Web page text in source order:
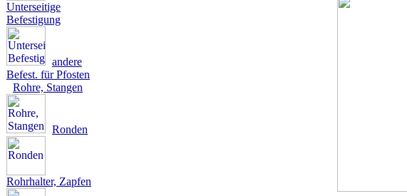
Unterseitige
Befestigung
andere
Befest. für Pfosten
Rohre, Stangen
Ronden
Rohrhalter, Zapfen